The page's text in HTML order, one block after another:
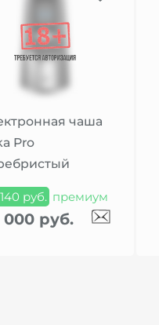
чаша
Pro
руб. премиум
000 руб.